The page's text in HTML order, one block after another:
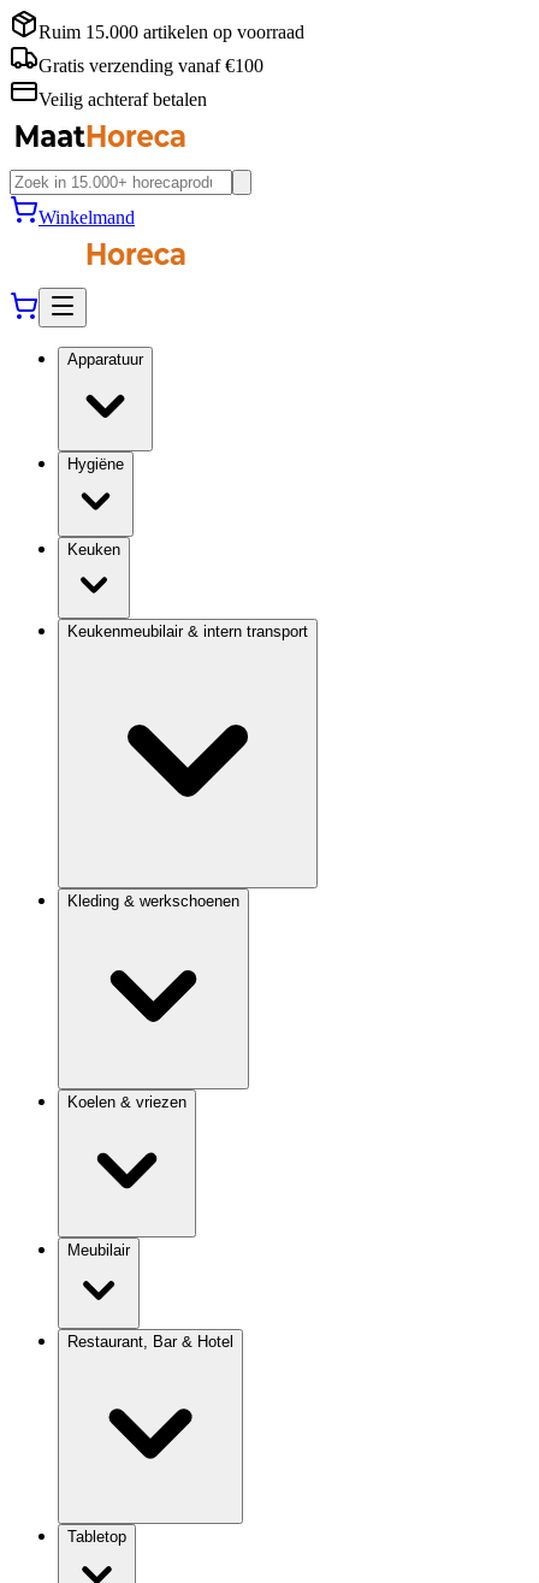
Ruim 15.000 artikelen op voorraad
Gratis verzending vanaf €100
Veilig achteraf betalen
Winkelmand
Apparatuur
Hygiëne
Keuken
Keukenmeubilair & intern transport
Kleding & werkschoenen
Koelen & vriezen
Meubilair
Restaurant, Bar & Hotel
Tabletop